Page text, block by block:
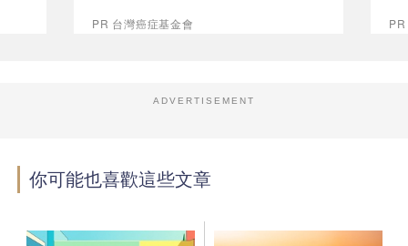
PR 台灣癌症基金會
ADVERTISEMENT
你可能也喜歡這些文章